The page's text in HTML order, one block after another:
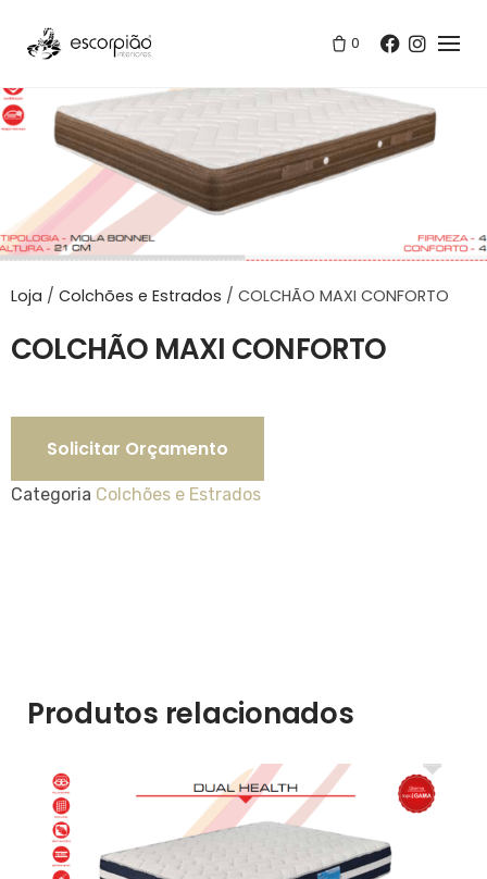
0
Loja / Colchões e Estrados / COLCHÃO MAXI CONFORTO
COLCHÃO MAXI CONFORTO
Solicitar Orçamento
Categoria Colchões e Estrados
Produtos relacionados